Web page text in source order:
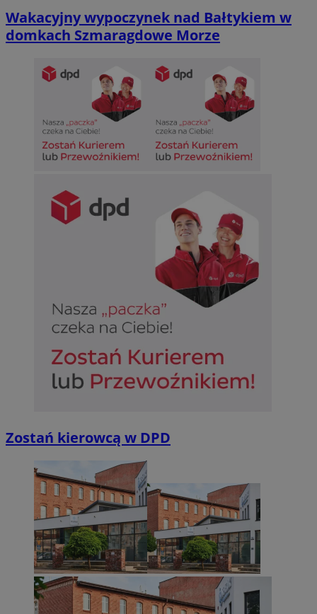
Wakacyjny wypoczynek nad Bałtykiem w
domkach Szmaragdowe Morze
Zostań kierowcą w DPD